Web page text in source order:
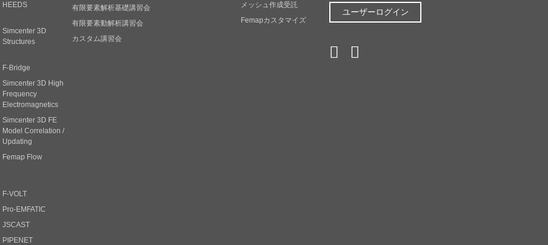
HEEDS
Simcenter 3D
Structures
F-Bridge
Simcenter 3D High
Frequency
Electromagnetics
Simcenter 3D FE
Model Correlation /
Updating
Femap Flow
F-VOLT
Pro-EMFATIC
JSCAST
PIPENET
有限要素解析基礎講習会
有限要素動解析講習会
カスタム講習会
メッシュ作成受託
Femapカスタマイズ
ユーザーログイン